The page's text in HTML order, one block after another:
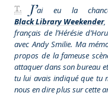
T. J’ai eu la
Black Library Weekender,
français de l’Hérésie
avec Andy Smilie. Ma
propos de la fameuse
attaquer dans son bureau
tu lui avais indiqué que tu
nous en dire plus sur cette